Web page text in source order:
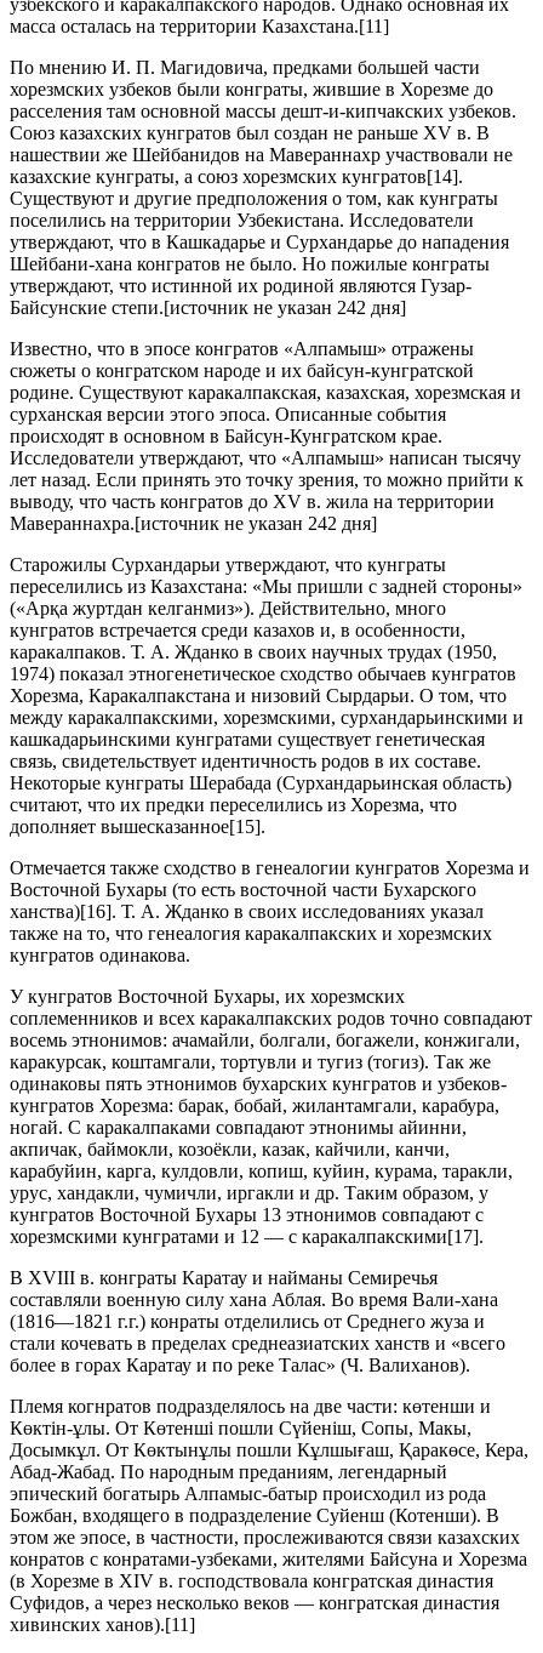
масса осталась на территории Казахстана.[11]
По мнению И. П. Магидовича, предками большей части
хорезмских узбеков были конграты, жившие в Хорезме до
расселения там основной массы дешт-и-кипчакских узбеков.
Союз казахских кунгратов был создан не раньше XV в. В
нашествии же Шейбанидов на Мавераннахр участвовали не
казахские кунграты, а союз хорезмских кунгратов[14].
Существуют и другие предположения о том, как кунграты
поселились на территории Узбекистана. Исследователи
утверждают, что в Кашкадарье и Сурхандарье до нападения
Шейбани-хана конгратов не было. Но пожилые конграты
утверждают, что истинной их родиной являются Гузар-
Байсунские степи.[источник не указан 242 дня]
Известно, что в эпосе конгратов «Алпамыш» отражены
сюжеты о конгратском народе и их байсун-кунгратской
родине. Существуют каракалпакская, казахская, хорезмская и
сурханская версии этого эпоса. Описанные события
происходят в основном в Байсун-Кунгратском крае.
Исследователи утверждают, что «Алпамыш» написан тысячу
лет назад. Если принять это точку зрения, то можно прийти к
выводу, что часть конгратов до XV в. жила на территории
Мавераннахра.[источник не указан 242 дня]
Старожилы Сурхандарьи утверждают, что кунграты
переселились из Казахстана: «Мы пришли с задней стороны»
(«Арқа журтдан келганмиз»). Действительно, много
кунгратов встречается среди казахов и, в особенности,
каракалпаков. Т. А. Жданко в своих научных трудах (1950,
1974) показал этногенетическое сходство обычаев кунгратов
Хорезма, Каракалпакстана и низовий Сырдарьи. О том, что
между каракалпакскими, хорезмскими, сурхандарьинскими и
кашкадарьинскими кунгратами существует генетическая
связь, свидетельствует идентичность родов в их составе.
Некоторые кунграты Шерабада (Сурхандарьинская область)
считают, что их предки переселились из Хорезма, что
дополняет вышесказанное[15].
Отмечается также сходство в генеалогии кунгратов Хорезма и
Восточной Бухары (то есть восточной части Бухарского
ханства)[16]. Т. А. Жданко в своих исследованиях указал
также на то, что генеалогия каракалпакских и хорезмских
кунгратов одинакова.
У кунгратов Восточной Бухары, их хорезмских
соплеменников и всех каракалпакских родов точно совпадают
восемь этнонимов: ачамайли, болгали, богажели, конжигали,
каракурсак, коштамгали, тортувли и тугиз (тогиз). Так же
одинаковы пять этнонимов бухарских кунгратов и узбеков-
кунгратов Хорезма: барак, бобай, жилантамгали, карабура,
ногай. С каракалпаками совпадают этнонимы айинни,
акпичак, баймокли, козоёкли, казак, кайчили, канчи,
карабуйин, карга, кулдовли, копиш, куйин, курама, таракли,
урус, хандакли, чумичли, иргакли и др. Таким образом, у
кунгратов Восточной Бухары 13 этнонимов совпадают с
хорезмскими кунгратами и 12 — с каракалпакскими[17].
В XVIII в. конграты Каратау и найманы Семиречья
составляли военную силу хана Аблая. Во время Вали-хана
(1816—1821 г.г.) конраты отделились от Среднего жуза и
стали кочевать в пределах среднеазиатских ханств и «всего
более в горах Каратау и по реке Талас» (Ч. Валиханов).
Племя когнратов подразделялось на две части: көтенши и
Көктiн-ұлы. От Көтеншi пошли Сүйенiш, Сопы, Макы,
Досымкұл. От Көктынұлы пошли Кұлшығаш, Қаракөсе, Кера,
Абад-Жабад. По народным преданиям, легендарный
эпический богатырь Алпамыс-батыр происходил из рода
Божбан, входящего в подразделение Суйенш (Котенши). В
этом же эпосе, в частности, прослеживаются связи казахских
конратов с конратами-узбеками, жителями Байсуна и Хорезма
(в Хорезме в XIV в. господствовала конгратская династия
Суфидов, а через несколько веков — конгратская династия
хивинских ханов).[11]